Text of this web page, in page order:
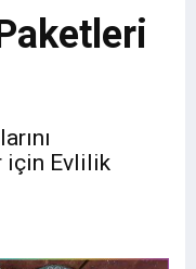
için Evlilik